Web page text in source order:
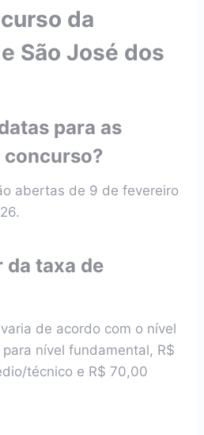
da
São José dos
para as
abertas de 9 de fevereiro
da taxa de
de acordo com o nível
nível fundamental, R$
técnico e R$ 70,00